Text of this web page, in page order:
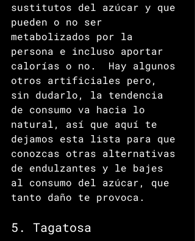
sustitutos del azúcar y que
pueden o no ser
metabolizados por la
persona e incluso aportar
calorías o no.  Hay algunos
otros artificiales pero,
sin dudarlo, la tendencia
de consumo va hacia lo
natural, así que aquí te
dejamos esta lista para que
conozcas otras alternativas
de endulzantes y le bajes
al consumo del azúcar, que
tanto daño te provoca.
5. Tagatosa